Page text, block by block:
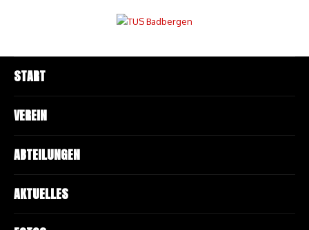
START
VEREIN
ABTEILUNGEN
AKTUELLES